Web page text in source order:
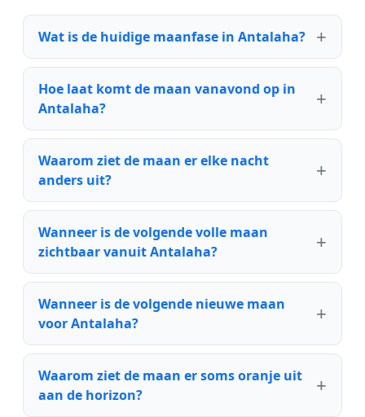
Wat is de huidige maanfase in Antalaha?
Hoe laat komt de maan vanavond op in
Antalaha?
Waarom ziet de maan er elke nacht
anders uit?
Wanneer is de volgende volle maan
zichtbaar vanuit Antalaha?
Wanneer is de volgende nieuwe maan
voor Antalaha?
Waarom ziet de maan er soms oranje uit
aan de horizon?